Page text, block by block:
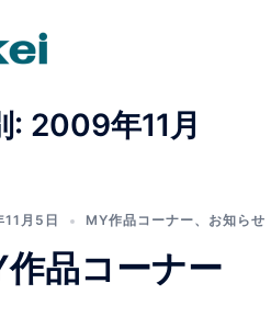
: 2009年11月
月5日 MY作品コーナー、 お知らせ
品コーナー